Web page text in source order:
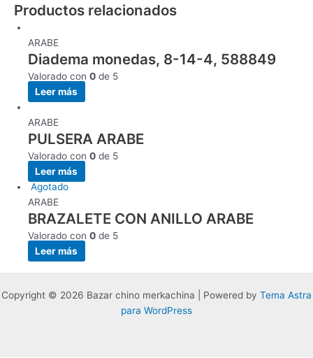
Productos relacionados
ARABE
Diadema monedas, 8-14-4, 588849
Valorado con 0 de 5
Leer más
ARABE
PULSERA ARABE
Valorado con 0 de 5
Leer más
Agotado
ARABE
BRAZALETE CON ANILLO ARABE
Valorado con 0 de 5
Leer más
Copyright © 2026 Bazar chino merkachina | Powered by Tema Astra
para WordPress